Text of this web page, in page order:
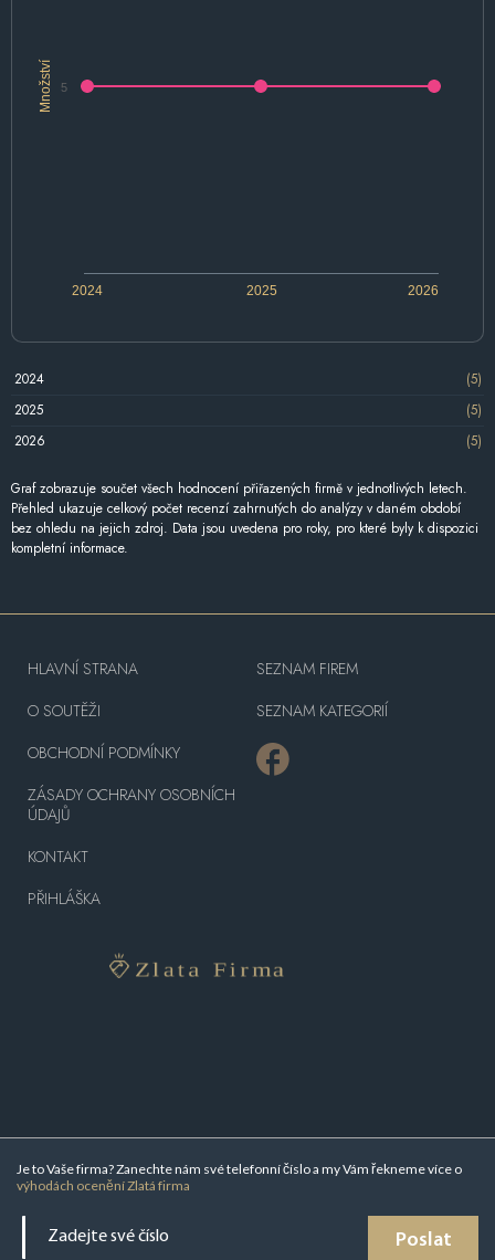
Množství
2024 2026
2025
5
2024
(5)
2025
(5)
2026
(5)
Graf zobrazuje součet všech hodnocení přiřazených firmě v jednotlivých letech.
Přehled ukazuje celkový počet recenzí zahrnutých do analýzy v daném období
bez ohledu na jejich zdroj. Data jsou uvedena pro roky, pro které byly k dispozici
kompletní informace.
Je to Vaše firma? Zanechte nám své telefonní číslo a my Vám řekneme více o
výhodách ocenění Zlatá firma
Poslat
HLAVNÍ STRANA
O SOUTĚŽI
OBCHODNÍ PODMÍNKY
ZÁSADY OCHRANY OSOBNÍCH
ÚDAJŮ
KONTAKT
PŘIHLÁŠKA
SEZNAM FIREM
SEZNAM KATEGORIÍ